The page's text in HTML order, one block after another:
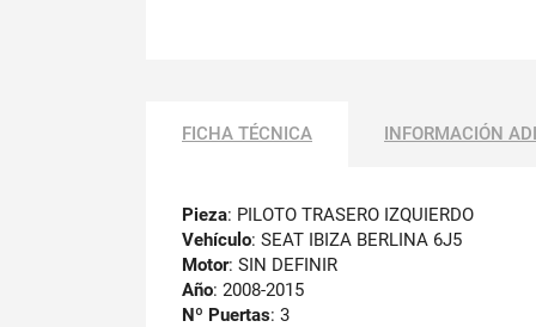
FICHA TÉCNICA INFORMACIÓN
Pieza: PILOTO TRASERO IZQUIERDO
Vehículo: SEAT IBIZA BERLINA 6J5
Motor: SIN DEFINIR
Año: 2008-2015
Nº Puertas: 3